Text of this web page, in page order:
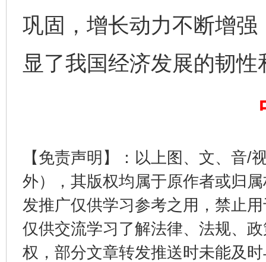
巩固，增长动力不断增
显了我国经济发展的韧性
【免责声明】：以上图、文、音/
外），其版权均属于原作者或归
发推广仅供学习参考之用，禁止
仅供交流学习了解法律、法规、
权，部分文章转发推送时未能及
东山县通报“牛蛙产品抗生素超标问题” 法